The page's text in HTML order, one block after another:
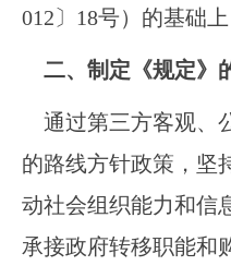
012〕18号）的基础
二、 制定《规定》
通过第三方客观、
的路线方针政策，坚
动社会组织能力和信
承接政府转移职能和